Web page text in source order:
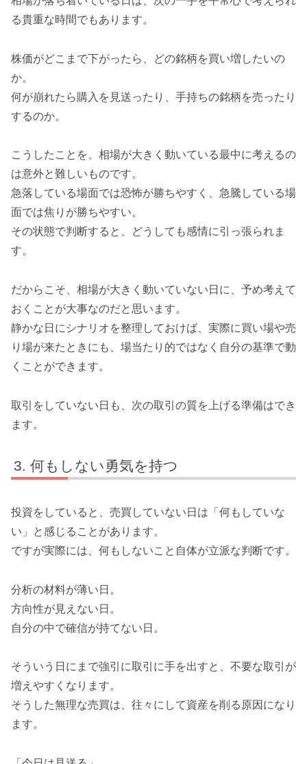
る貴重な時間でもあります。
株価がどこまで下がったら、どの銘柄を買い増したいの
か。
何が崩れたら購入を見送ったり、手持ちの銘柄を売ったり
するのか。
こうしたことを、相場が大きく動いている最中に考えるの
は意外と難しいものです。
急落している場面では恐怖が勝ちやすく、急騰している場
面では焦りが勝ちやすい。
その状態で判断すると、どうしても感情に引っ張られま
す。
だからこそ、相場が大きく動いていない日に、予め考えて
おくことが大事なのだと思います。
静かな日にシナリオを整理しておけば、実際に買い場や売
り場が来たときにも、場当たり的ではなく自分の基準で動
くことができます。
取引をしていない日も、次の取引の質を上げる準備はでき
ます。
何もしない勇気を持つ
投資をしていると、売買していない日は「何もしていな
い」と感じることがあります。
ですが実際には、何もしないこと自体が立派な判断です。
分析の材料が薄い日。
方向性が見えない日。
自分の中で確信が持てない日。
そういう日にまで強引に取引に手を出すと、不要な取引が
増えやすくなります。
そうした無理な売買は、往々にして資産を削る原因になり
ます。